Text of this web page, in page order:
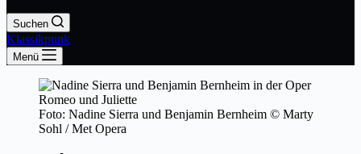
Suchen
Klassikpunk
Menü
Foto: Nadine Sierra und Benjamin Bernheim © Marty
Sohl / Met Opera